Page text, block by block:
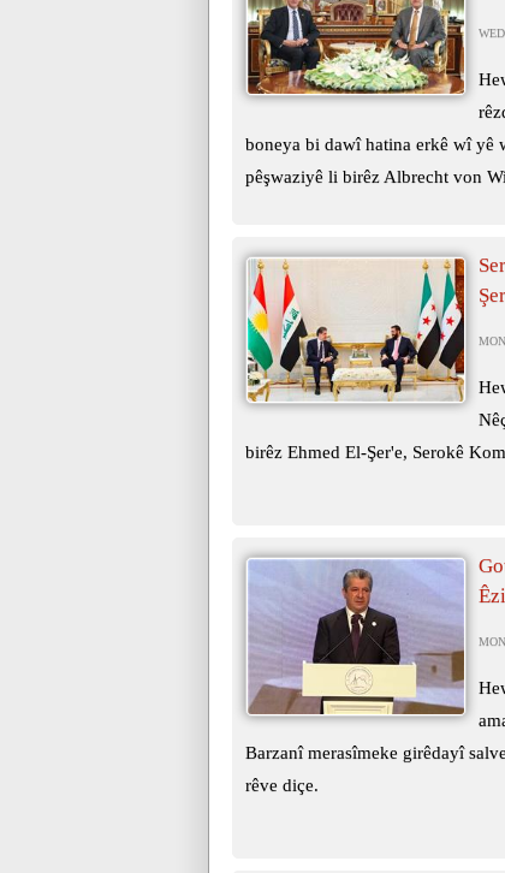
boneya bi dawî hatina erkê wî yê
pêşwaziyê li birêz Albrecht von
birêz Ehmed El-Şer'e, Serokê
Barzanî merasîmeke girêdayî
rêve diçe.